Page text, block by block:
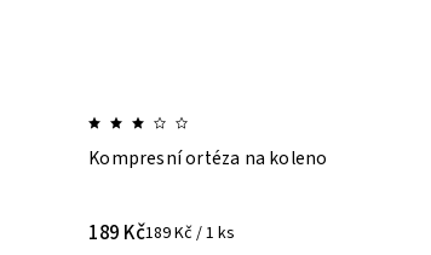
Kompresní ortéza na koleno
189 Kč189 Kč / 1 ks